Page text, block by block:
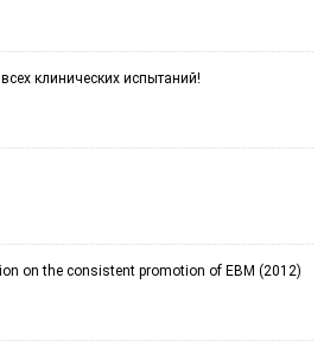
клинических испытаний!
on the consistent promotion of EBM (2012)